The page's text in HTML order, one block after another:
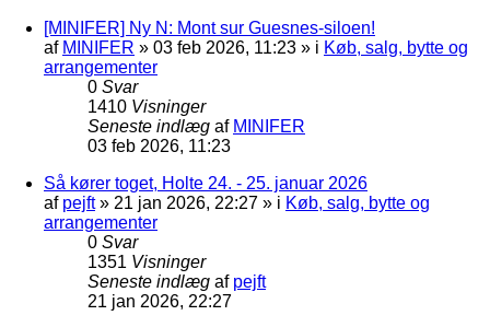
[MINIFER] Ny N: Mont sur Guesnes-siloen!
af MINIFER » 03 feb 2026, 11:23 » i Køb, salg, bytte og
arrangementer
0 Svar
1410 Visninger
Seneste indlæg af MINIFER
03 feb 2026, 11:23
Så kører toget, Holte 24. - 25. januar 2026
af pejft» 21 jan 2026, 22:27 » i Køb, salg, bytte og
arrangementer
0 Svar
1351 Visninger
Seneste indlæg af pejft
21 jan 2026, 22:27